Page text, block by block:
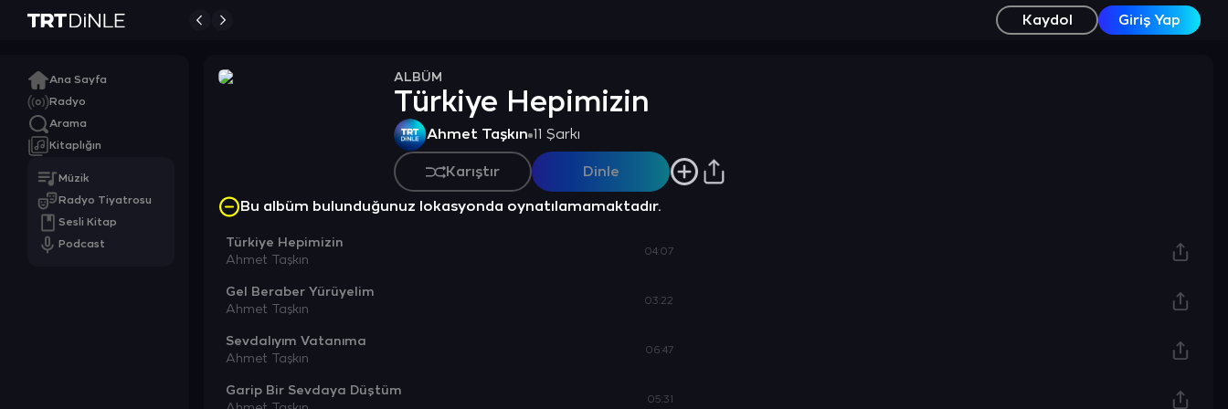
Kaydol Giriş Yap
Ana Sayfa
Radyo
Arama
Kitaplığın
Müzik
Radyo Tiyatrosu
Sesli Kitap
Podcast
ALBÜM
Türkiye Hepimizin
Ahmet Taşkın 11 Şarkı
Karıştır Dinle
Bu albüm bulunduğunuz lokasyonda oynatılamamaktadır.
Türkiye Hepimizin
Ahmet Taşkın
04:07
Gel Beraber Yürüyelim
Ahmet Taşkın
03:22
Sevdalıyım Vatanıma
Ahmet Taşkın
06:47
Garip Bir Sevdaya Düştüm
05:31